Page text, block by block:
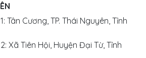
Tân Cương, TP. Thái Nguyên, Tỉnh
Xã Tiên Hội, Huyện Đại Từ, Tỉnh